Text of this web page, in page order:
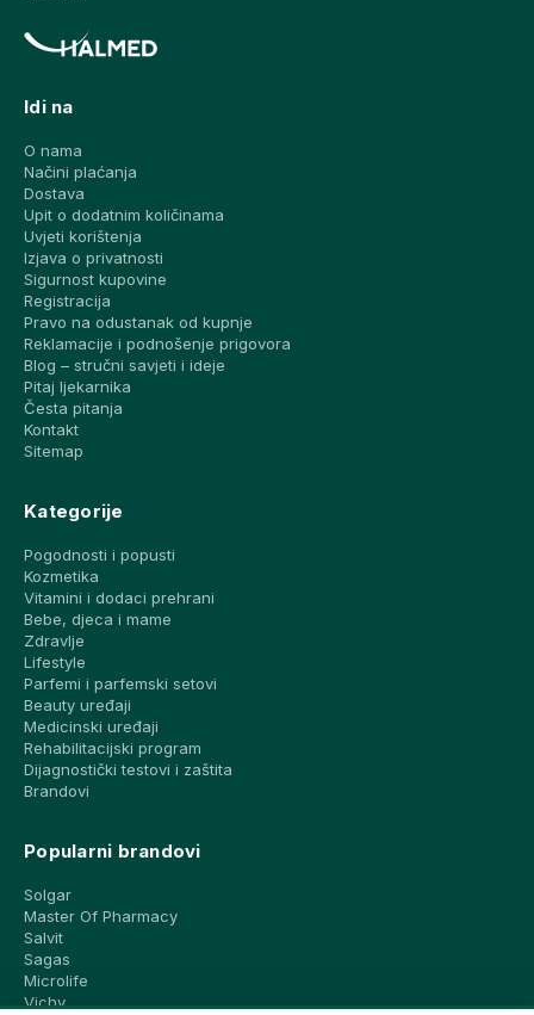
Idi na
O nama
Načini plaćanja
Dostava
Upit o dodatnim količinama
Uvjeti korištenja
Izjava o privatnosti
Sigurnost kupovine
Registracija
Pravo na odustanak od kupnje
Reklamacije i podnošenje prigovora
Blog – stručni savjeti i ideje
Pitaj ljekarnika
Česta pitanja
Kontakt
Sitemap
Kategorije
Pogodnosti i popusti
Kozmetika
Vitamini i dodaci prehrani
Bebe, djeca i mame
Zdravlje
Lifestyle
Parfemi i parfemski setovi
Beauty uređaji
Medicinski uređaji
Rehabilitacijski program
Dijagnostički testovi i zaštita
Brandovi
Popularni brandovi
Solgar
Master Of Pharmacy
Salvit
Sagas
Microlife
Vichy